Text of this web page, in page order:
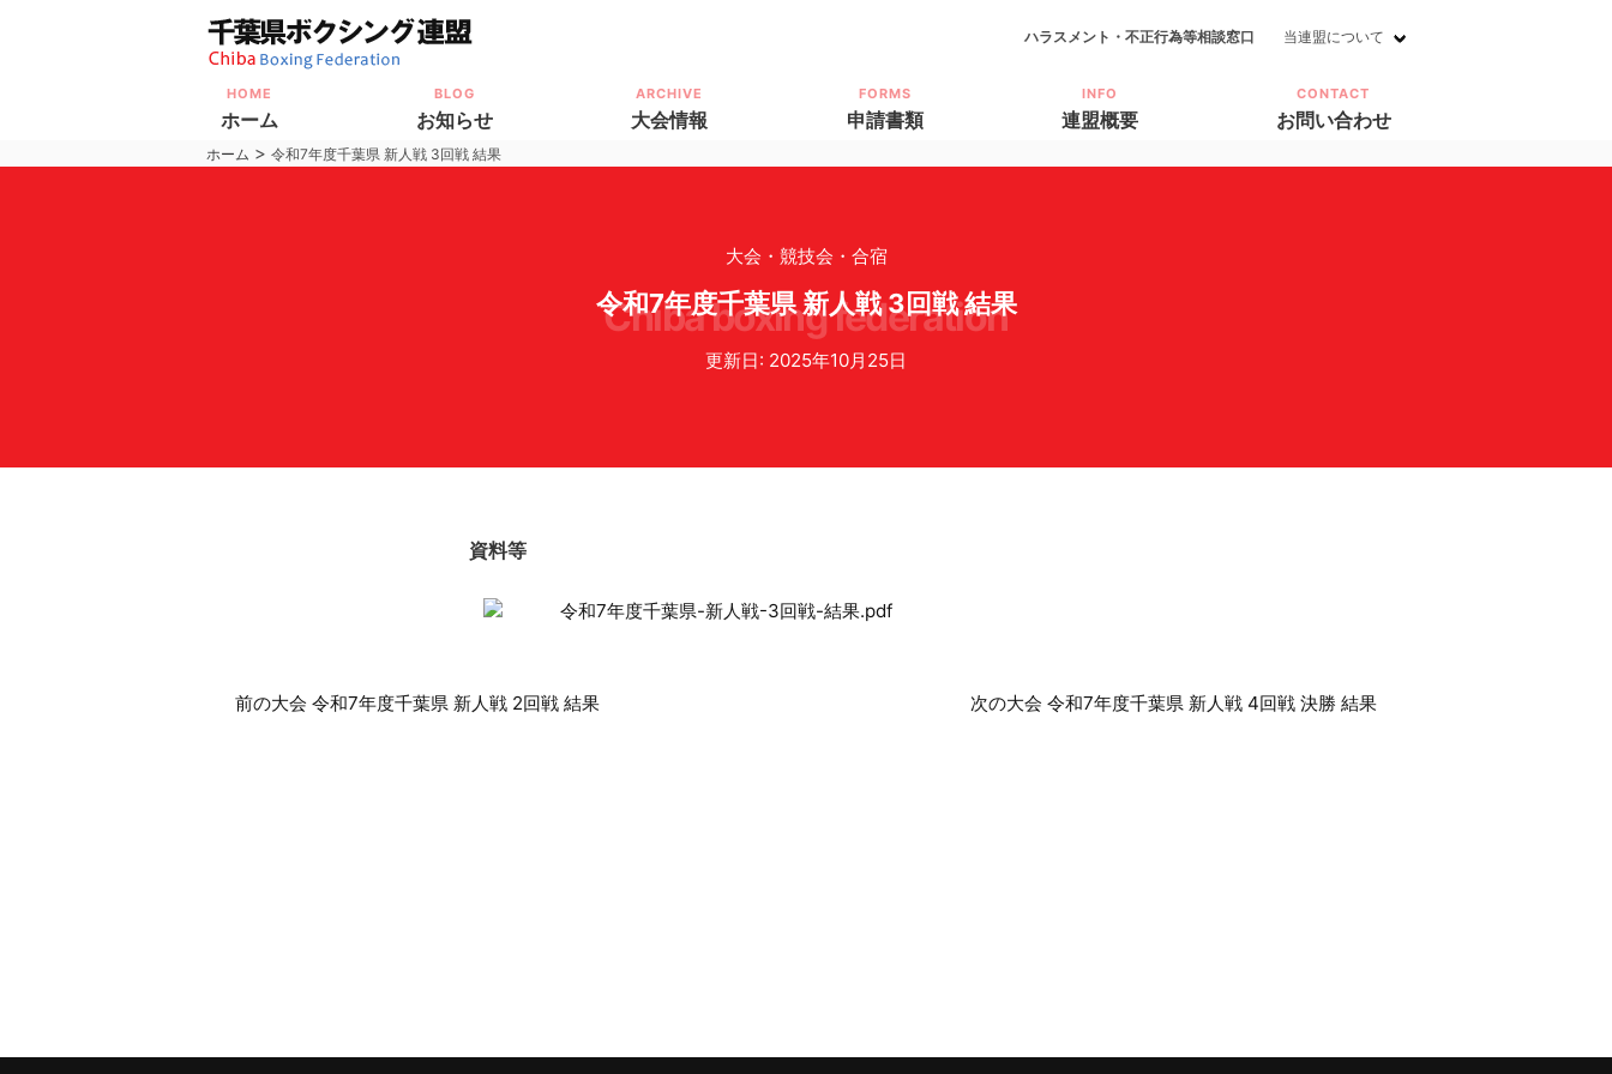
ハラスメント・不正行為等相談窓口 当連盟について
HOME
ホーム
BLOG
お知らせ
ARCHIVE
大会情報
FORMS
申請書類
INFO
連盟概要
CONTACT
お問い合わせ
ホーム > 令和7年度千葉県 新人戦 3回戦 結果
chiba boxing federation
大会・競技会・合宿
令和7年度千葉県 新人戦 3回戦 結果
更新日: 2025年10月25日
資料等
令和7年度千葉県-新人戦-3回戦-結果.pdf
前
前の大会 令和7年度千葉県 新人戦 2回戦 結果 次の大会 令和7年度千葉県 新人戦 4回戦 決勝 結果